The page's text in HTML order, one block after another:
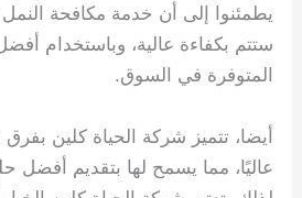
يطمئنوا إلى أن خدمة مكافحة
ستتم بكفاءة عالية، وباستخدام
المتوفرة في السوق.
أيضا، تتميز شركة الحياة كلين
عاليًا، مما يسمح لها بتقديم أفضل